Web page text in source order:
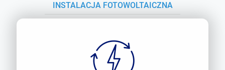
INSTALACJA FOTOWOLTAICZNA